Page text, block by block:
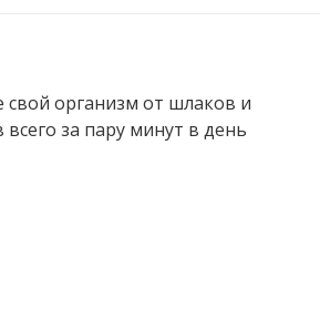
свой организм от шлаков и
всего за пару минут в день